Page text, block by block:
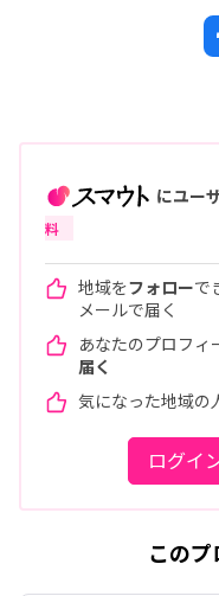
にユー
料
地域をフォローで
メールで届く
あなたのプロフィ
届く
気になった地域の
ログイ
この